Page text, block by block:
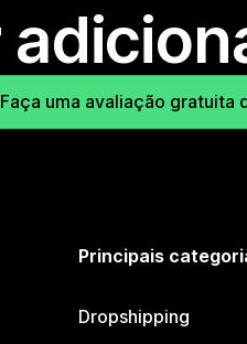
Faça uma avaliação gratuita
Principais
Dropshipping